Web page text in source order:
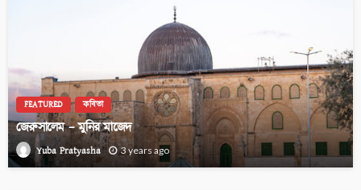
FEATURED কবিতা
জেরুসালেম – মুনির মাজেদ
Yuba Pratyasha 3 years ago